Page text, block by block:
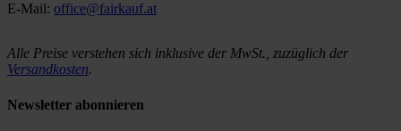
E-Mail: office@fairkauf.at
Alle Preise verstehen sich inklusive der MwSt., zuzüglich der
Versandkosten.
Newsletter abonnieren